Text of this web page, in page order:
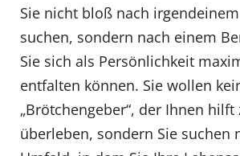
Sie nicht bloß nach irgendeinem
suchen, sondern nach einem
Sie sich als Persönlichkeit
entfalten können. Sie wollen
„Brötchengeber“, der Ihnen hilft
überleben, sondern Sie suchen